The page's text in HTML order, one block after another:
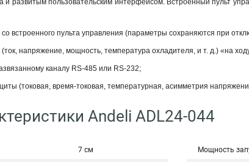
и развитым пользовательским интерфейсом. Встроенный пульт
встроенного пульта управления (параметры сохраняются при
напряжение, мощность, температура охладителя, и т. д.) «на
каналу RS-485 или RS-232;
(токовая, время-токовая, температурная, асимметрия
Andeli ADL24-044
7 см Мощность